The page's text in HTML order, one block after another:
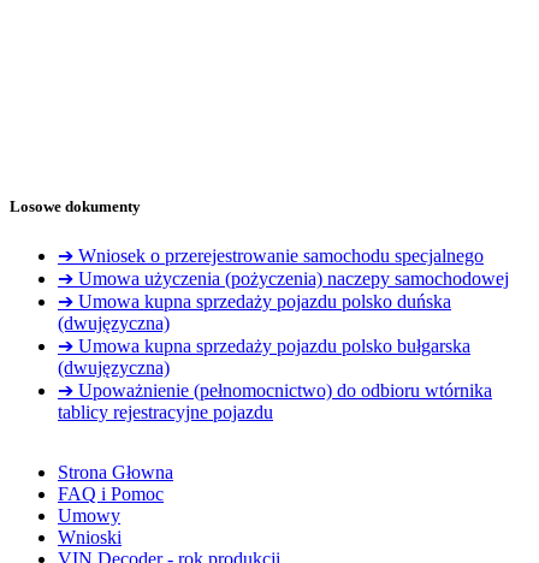
Losowe dokumenty
➔ Wniosek o przerejestrowanie samochodu specjalnego
➔ Umowa użyczenia (pożyczenia) naczepy samochodowej
➔ Umowa kupna sprzedaży pojazdu polsko duńska
(dwujęzyczna)
➔ Umowa kupna sprzedaży pojazdu polsko bułgarska
(dwujęzyczna)
➔ Upoważnienie (pełnomocnictwo) do odbioru wtórnika
tablicy rejestracyjne pojazdu
Strona Głowna
FAQ i Pomoc
Umowy
Wnioski
VIN Decoder - rok produkcji